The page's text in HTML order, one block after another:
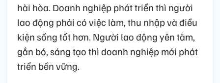
hài hòa. Doanh nghiệp phát triển thì người
lao động phải có việc làm, thu nhập và điều
kiện sống tốt hơn. Người lao động yên tâm,
gắn bó, sáng tạo thì doanh nghiệp mới phát
triển bền vững.